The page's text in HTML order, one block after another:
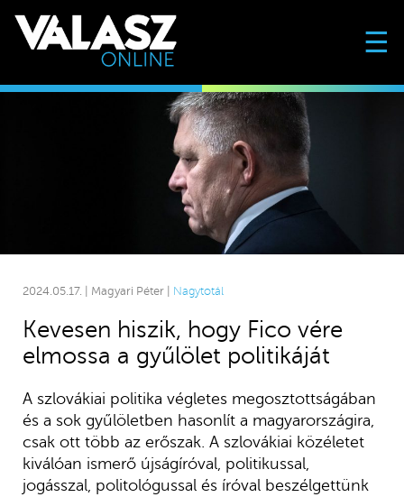
☰
2024.05.17. | Magyari Péter | Nagytotál
Kevesen hiszik, hogy Fico vére
elmossa a gyűlölet politikáját
A szlovákiai politika végletes megosztottságában
és a sok gyűlöletben hasonlít a magyarországira,
csak ott több az erőszak. A szlovákiai közéletet
kiválóan ismerő újságíróval, politikussal,
jogásszal, politológussal és íróval beszélgettünk